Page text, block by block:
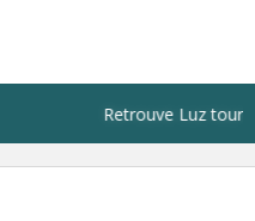
Retrouve Luz
Planifie tes journées